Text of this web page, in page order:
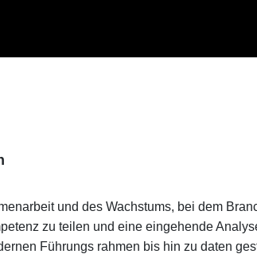
und des Wachstums, bei dem
zu teilen und eine eingehende
Führungs rahmen bis hin zu daten